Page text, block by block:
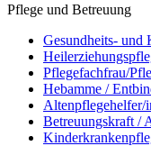
Pflege und Betreuung
Gesundheits- und
Pflegefachfrau/
Hebamme /
Altenpflegehelfer/
Betreuungskraft /